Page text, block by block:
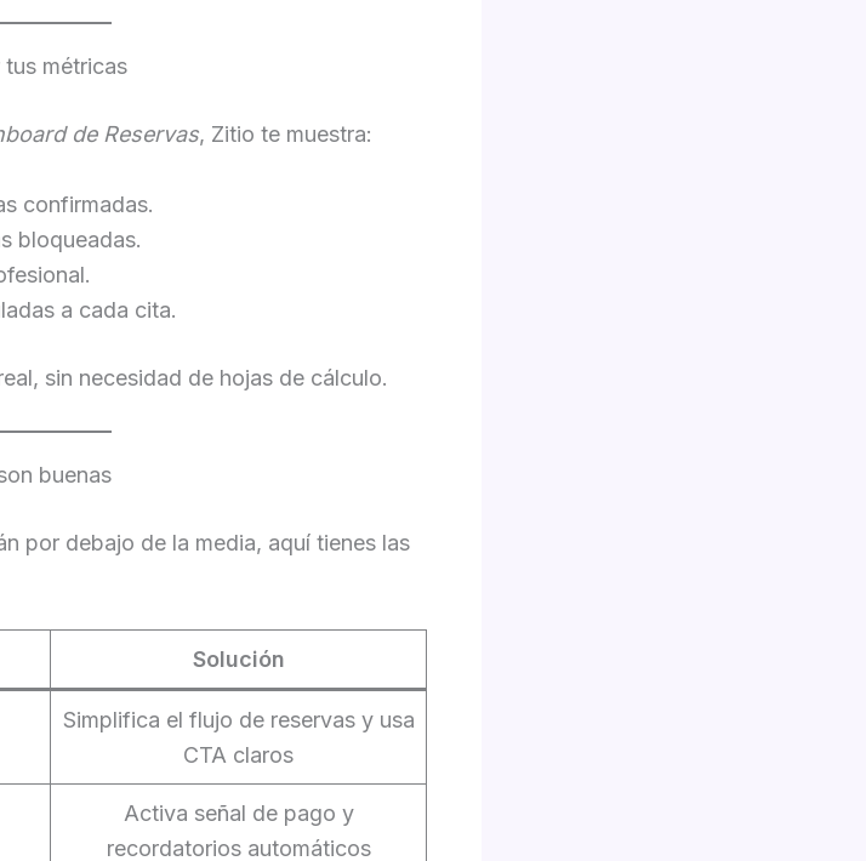
métricas
de Reservas, Zitio te muestra:
confirmadas.
bloqueadas.
a cada cita.
sin necesidad de hojas de cálculo.
buenas
por debajo de la media, aquí tienes las
Solución
Simplifica el flujo de reservas y usa
CTA claros
Activa señal de pago y
recordatorios automáticos